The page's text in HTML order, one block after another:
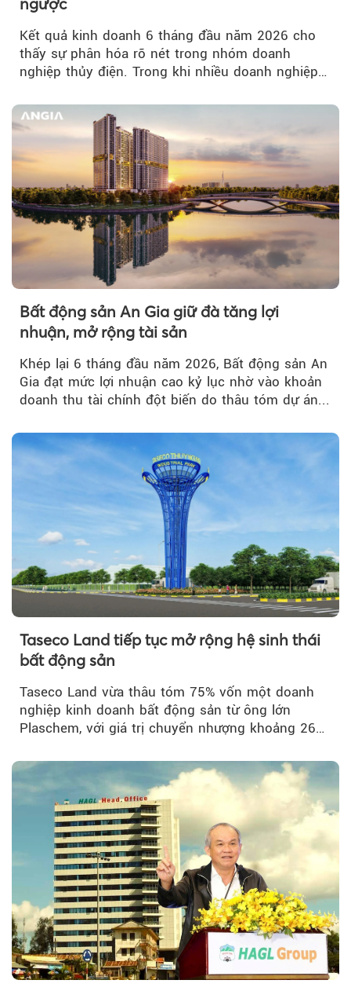
Kết quả kinh doanh 6 tháng đầu năm 2026 cho
thấy sự phân hóa rõ nét trong nhóm doanh
nghiệp thủy điện. Trong khi nhiều doanh nghiệp
Bất động sản An Gia giữ đà tăng lợi
nhuận, mở rộng tài sản
Khép lại 6 tháng đầu năm 2026, Bất động sản An
Gia đạt mức lợi nhuận cao kỷ lục nhờ vào khoản
doanh thu tài chính đột biến do thâu tóm dự án...
Taseco Land tiếp tục mở rộng hệ sinh thái
bất động sản
Taseco Land vừa thâu tóm 75% vốn một doanh
nghiệp kinh doanh bất động sản từ ông lớn
Plaschem, với giá trị chuyển nhượng khoảng 262